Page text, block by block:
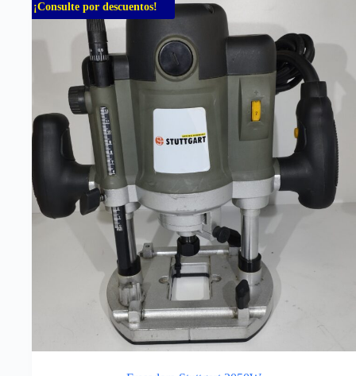
¡Consulte por descuentos!